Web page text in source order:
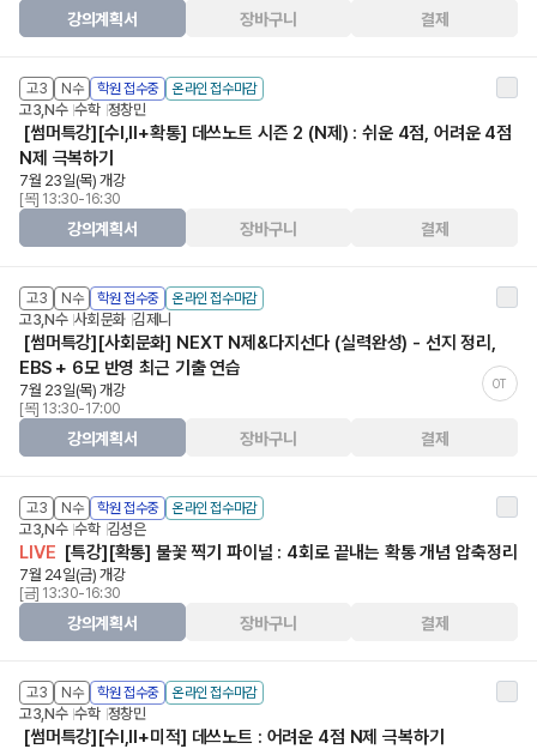
강의계획서 장바구니 결제
고3 N수 학원 접수중 온라인 접수마감
고3,N수 수학 정창민
[썸머특강][수Ⅰ,Ⅱ+확통] 데쓰노트 시즌 2 (N제) : 쉬운 4점, 어려운 4점
N제 극복하기
7월 23일(목) 개강
[목] 13:30-16:30
강의계획서 장바구니 결제
고3 N수 학원 접수중 온라인 접수마감
고3,N수 사회문화 김제니
[썸머특강][사회문화] NEXT N제&다지선다 (실력완성) - 선지 정리,
EBS + 6모 반영 최근 기출 연습
OT
7월 23일(목) 개강
[목] 13:30-17:00
강의계획서 장바구니 결제
고3 N수 학원 접수중 온라인 접수마감
고3,N수 수학 김성은
LIVE [특강][확통] 불꽃 찍기 파이널 : 4회로 끝내는 확통 개념 압축정리
7월 24일(금) 개강
[금] 13:30-16:30
강의계획서 장바구니 결제
고3 N수 학원 접수중 온라인 접수마감
고3,N수 수학 정창민
[썸머특강][수Ⅰ,Ⅱ+미적] 데쓰노트 : 어려운 4점 N제 극복하기